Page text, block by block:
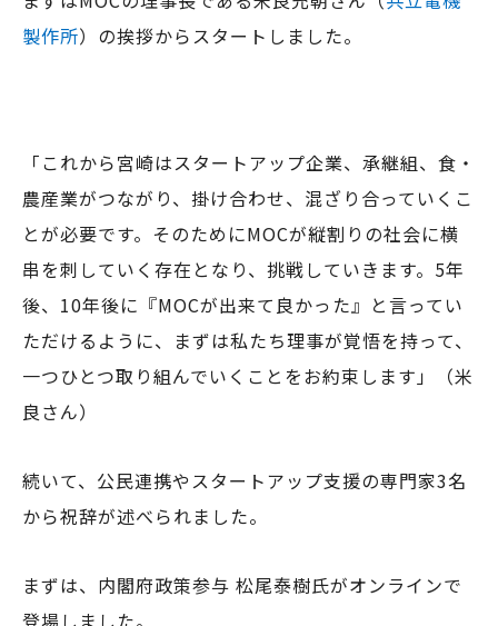
製作所）の挨拶からスタートしました。
「これから宮崎はスタートアップ企業、承継組、食・
農産業がつながり、掛け合わせ、混ざり合っていくこ
とが必要です。そのためにMOCが縦割りの社会に横
串を刺していく存在となり、挑戦していきます。5年
後、10年後に『MOCが出来て良かった』と言ってい
ただけるように、まずは私たち理事が覚悟を持って、
一つひとつ取り組んでいくことをお約束します」（米
良さん）
続いて、公民連携やスタートアップ支援の専門家3名
から祝辞が述べられました。
まずは、内閣府政策参与 松尾泰樹氏がオンラインで
登場しました。